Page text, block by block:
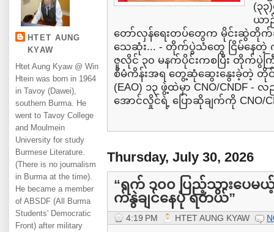
HTET AUNG
KYAW
Htet Aung Kyaw @ Win
Htein was born in 1964
in Tavoy (Dawei),
southern Burma. He
went to Tavoy College
and Moulmein
University for study
Burmese Literature.
(There is no journalism
in Burma at the time).
He became a member
of ABSDF (All Burma
Students' Democratic
Front) after military
(၃
ယာ
တော်လှန်ရေးတပ်တွေက မိုင်းဆွဲတိုက်ခို
သေဆုံး... - တိုက်ပွဲသံတွေ ငြိမ်နေတဲ့ က
ဇူလိုင် ၃၀ မနက်ပိုင်းကစပြီး တိုက်ပွဲကြီ
စီမံကိန်းအရ တွေ့ဆုံဆွေးနွေးခဲ့တဲ့ တို
(EAO) ၁၃ ဖွဲ့ထဲမှာ CNO/CNDF
အောင်လှိုင်ရဲ့ ပြောဆိုချက်ကို CNO/
Thursday, July 30, 2026
“ရက် ၁၀၀ ပြည့်သွားပေမ
က်နွဲချင်နေပုံ ရတယ်”
4:19 PM HTET AUNG KYAW